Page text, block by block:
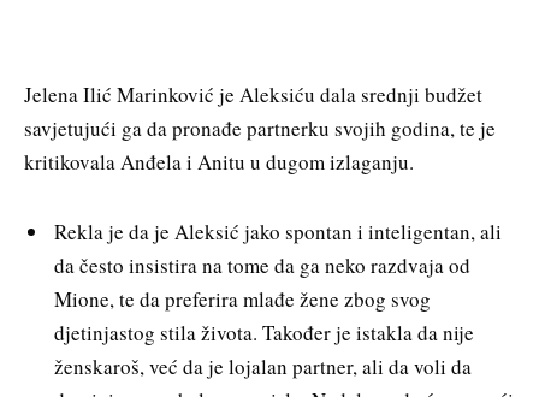
Jelena Ilić Marinković je Aleksiću dala srednji budžet
savjetujući ga da pronađe partnerku svojih godina, te je
kritikovala Anđela i Anitu u dugom izlaganju.
Rekla je da je Aleksić jako spontan i inteligentan, ali
da često insistira na tome da ga neko razdvaja od
Mione, te da preferira mlađe žene zbog svog
djetinjastog stila života. Također je istakla da nije
ženskaroš, već da je lojalan partner, ali da voli da